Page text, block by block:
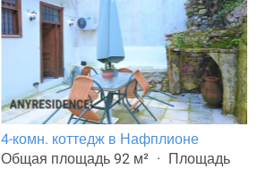
4-комн. коттедж в Нафплионе
Общая площадь 92 м²
Площадь